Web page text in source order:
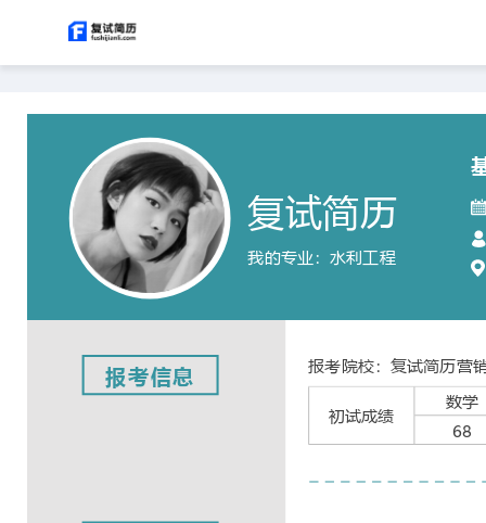
复试简历
我的专业：水利工程
报考信息 报考院校：复试简历营
初试成绩
数学
68